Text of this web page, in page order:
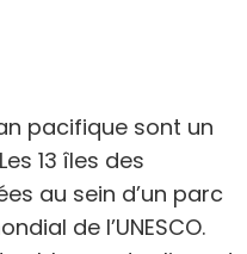
pacifique sont un
13 îles des
au sein d’un parc
de l’UNESCO.